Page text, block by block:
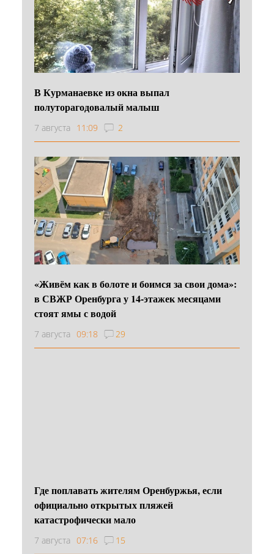
В Курманаевке из окна выпал
полуторагодовалый малыш
7 августа 11:09 2
«Живём как в болоте и боимся за свои дома»:
в СВЖР Оренбурга у 14-этажек месяцами
стоят ямы с водой
7 августа 09:18 29
Где поплавать жителям Оренбуржья, если
официально открытых пляжей
катастрофически мало
7 августа 07:16 15